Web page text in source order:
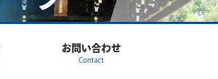
お問い合わせ
Contact